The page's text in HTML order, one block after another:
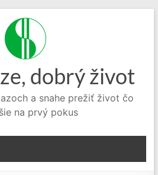
dobrý život
a snahe prežiť život čo
na prvý pokus